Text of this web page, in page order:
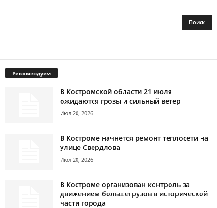
Рекомендуем
В Костромской области 21 июля
ожидаются грозы и сильный ветер
Июл 20, 2026
В Костроме начнется ремонт теплосети на
улице Свердлова
Июл 20, 2026
В Костроме организован контроль за
движением большегрузов в исторической
части города